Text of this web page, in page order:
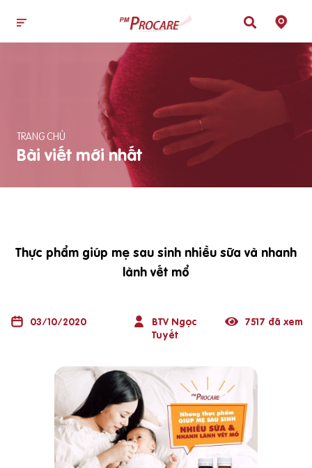
TRANG CHỦ
Bài viết mới nhất
Thực phẩm giúp mẹ sau sinh nhiều sữa và nhanh
lành vết mổ
03/10/2020
BTV Ngọc
Tuyết
7517 đã xem